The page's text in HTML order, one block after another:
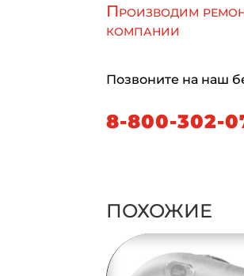
Производим
компании
Позвоните на наш
8-800-302-
ПОХОЖИЕ